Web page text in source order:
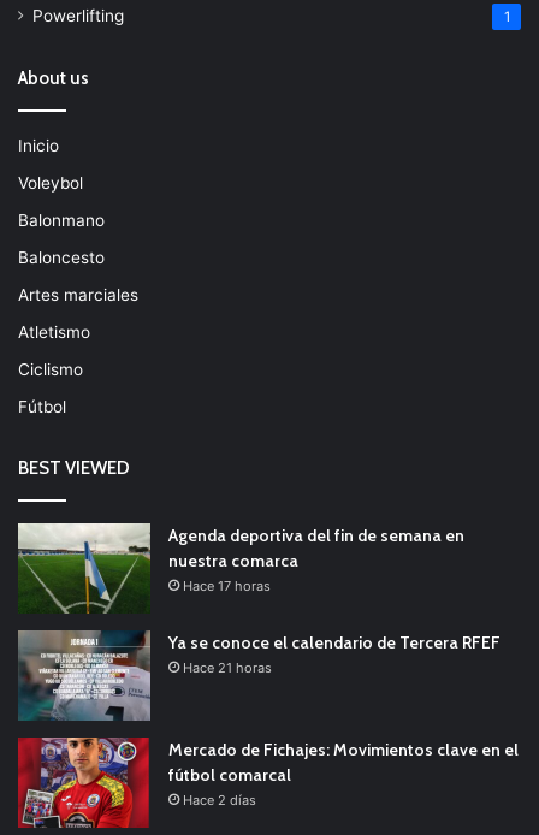
Powerlifting 1
About us
Inicio
Voleybol
Balonmano
Baloncesto
Artes marciales
Atletismo
Ciclismo
Fútbol
BEST VIEWED
Agenda deportiva del fin de semana en
nuestra comarca
Hace 17 horas
Ya se conoce el calendario de Tercera RFEF
Hace 21 horas
Mercado de Fichajes: Movimientos clave en el
fútbol comarcal
Hace 2 días